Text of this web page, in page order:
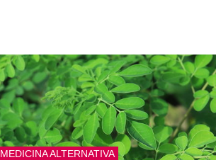
MEDICINA ALTERNATIVA